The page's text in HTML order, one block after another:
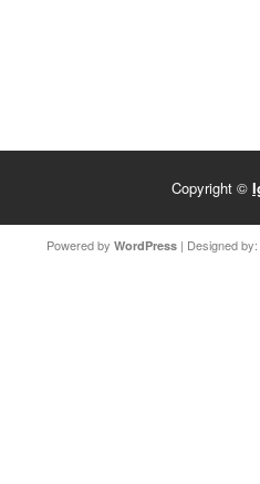
Copyright ©
Powered by WordPress| Designed by: